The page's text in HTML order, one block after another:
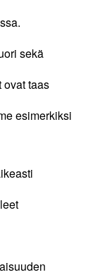
sekä
ovat taas
esimerkiksi